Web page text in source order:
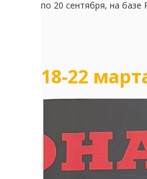
по 20 сентября, на базе
18-22